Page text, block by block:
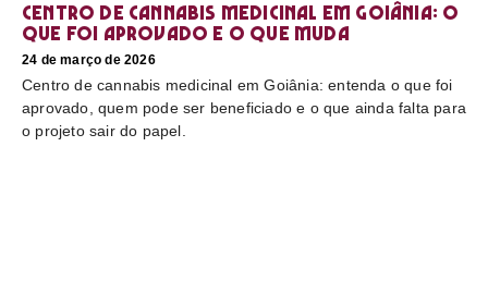
Centro de cannabis medicinal em Goiânia: o
que foi aprovado e o que muda
24 de março de 2026
Centro de cannabis medicinal em Goiânia: entenda o que foi
aprovado, quem pode ser beneficiado e o que ainda falta para
o projeto sair do papel.